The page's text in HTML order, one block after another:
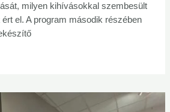
milyen kihívásokkal szembesült
el. A program második részében